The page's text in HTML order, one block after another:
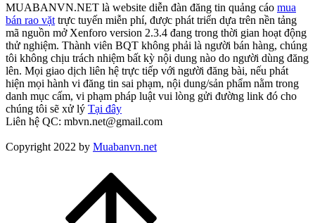
MUABANVN.NET là website diễn đàn đăng tin quảng cáo mua
bán rao vặt trực tuyến miễn phí, được phát triển dựa trên nền tảng
mã nguồn mở Xenforo version 2.3.4 đang trong thời gian hoạt động
thử nghiệm. Thành viên BQT không phải là người bán hàng, chúng
tôi không chịu trách nhiệm bất kỳ nội dung nào do người dùng đăng
lên. Mọi giao dịch liên hệ trực tiếp với người đăng bài, nếu phát
hiện mọi hành vi đăng tin sai phạm, nội dung/sản phẩm nằm trong
danh mục cấm, vi phạm pháp luật vui lòng gửi đường link đó cho
chúng tôi sẽ xử lý Tại đây
Liên hệ QC: mbvn.net@gmail.com
Copyright 2022 by Muabanvn.net